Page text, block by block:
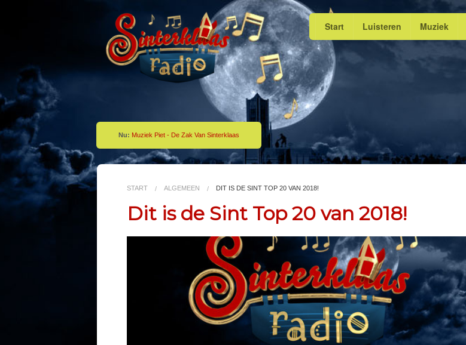
Start Luisteren Muziek
Nu: Muziek Piet - De Zak Van Sinterklaas
START ALGEMEEN DIT IS DE SINT TOP 20 VAN 2018!
Dit is de Sint Top 20 van 2018!